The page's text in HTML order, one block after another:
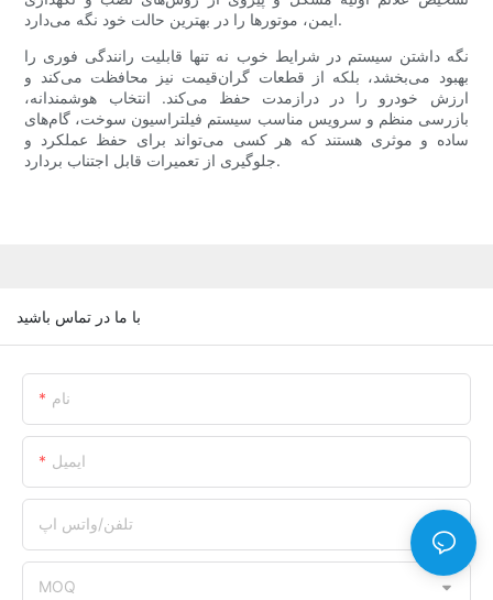
ایمن، موتورها را در بهترین حالت خود نگه می‌دارد.
نگه داشتن سیستم در شرایط خوب نه تنها قابلیت رانندگی فوری را
بهبود می‌بخشد، بلکه از قطعات گران‌قیمت نیز محافظت می‌کند و
ارزش خودرو را در درازمدت حفظ می‌کند. انتخاب هوشمندانه،
بازرسی منظم و سرویس مناسب سیستم فیلتراسیون سوخت، گام‌های
ساده و موثری هستند که هر کسی می‌تواند برای حفظ عملکرد و
جلوگیری از تعمیرات قابل اجتناب بردارد.
با ما در تماس باشید
نام
ایمیل
تلفن/واتس اپ
MOQ